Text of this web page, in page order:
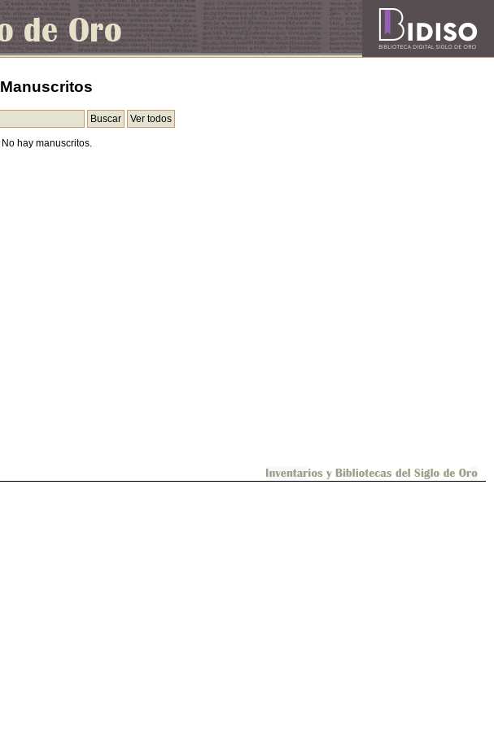
Manuscritos
No hay manuscritos.